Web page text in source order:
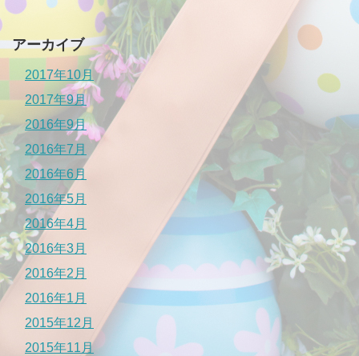
アーカイブ
2017年10月
2017年9月
2016年9月
2016年7月
2016年6月
2016年5月
2016年4月
2016年3月
2016年2月
2016年1月
2015年12月
2015年11月